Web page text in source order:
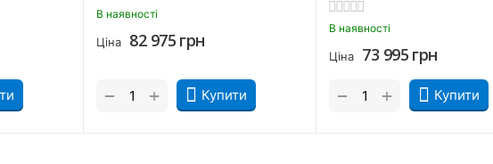
В наявності
Ціна 82 975 грн
Купити
+
−
В наявності
Ціна 73 995 грн
Купити
+
−